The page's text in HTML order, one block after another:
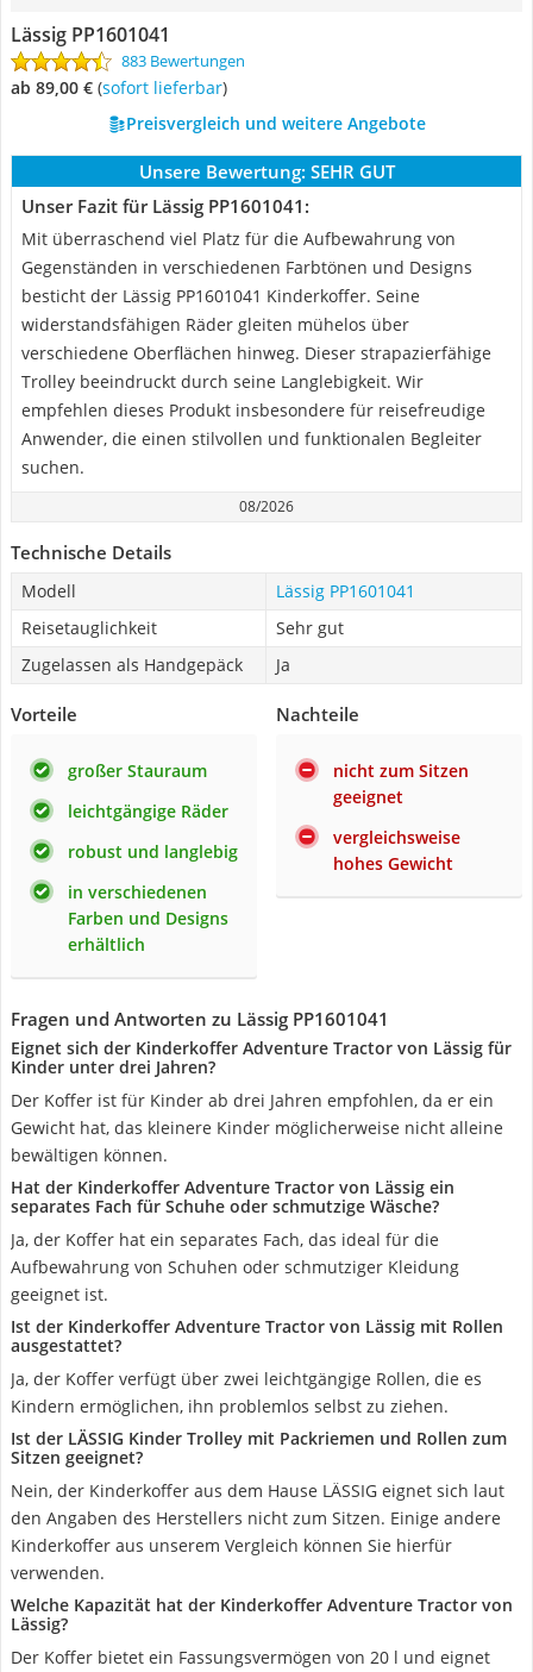
Lässig PP1601041
883 Bewertungen
ab 89,00 € ( Sofort lieferbar)
Preisvergleich und weitere Angebote
Unsere Bewertung: SEHR GUT
Unser Fazit für Lässig PP1601041:
Mit überraschend viel Platz für die Aufbewahrung von
Gegenständen in verschiedenen Farbtönen und Designs
besticht der Lässig PP1601041 Kinderkoffer. Seine
widerstandsfähigen Räder gleiten mühelos über
verschiedene Oberflächen hinweg. Dieser strapazierfähige
Trolley beeindruckt durch seine Langlebigkeit. Wir
empfehlen dieses Produkt insbesondere für reisefreudige
Anwender, die einen stilvollen und funktionalen Begleiter
suchen.
08/2026
Technische Details
Modell
Lässig PP1601041
Reisetauglichkeit
Sehr gut
Zugelassen als Handgepäck
Ja
Vorteile
großer Stauraum
leichtgängige Räder
robust und langlebig
in verschiedenen
Farben und Designs
erhältlich
Nachteile
nicht zum Sitzen
geeignet
vergleichsweise
hohes Gewicht
Fragen und Antworten zu Lässig PP1601041
Eignet sich der Kinderkoffer Adventure Tractor von Lässig für
Kinder unter drei Jahren?
Der Koffer ist für Kinder ab drei Jahren empfohlen, da er ein
Gewicht hat, das kleinere Kinder möglicherweise nicht alleine
bewältigen können.
Hat der Kinderkoffer Adventure Tractor von Lässig ein
separates Fach für Schuhe oder schmutzige Wäsche?
Ja, der Koffer hat ein separates Fach, das ideal für die
Aufbewahrung von Schuhen oder schmutziger Kleidung
geeignet ist.
Ist der Kinderkoffer Adventure Tractor von Lässig mit Rollen
ausgestattet?
Ja, der Koffer verfügt über zwei leichtgängige Rollen, die es
Kindern ermöglichen, ihn problemlos selbst zu ziehen.
Ist der LÄSSIG Kinder Trolley mit Packriemen und Rollen zum
Sitzen geeignet?
Nein, der Kinderkoffer aus dem Hause LÄSSIG eignet sich laut
den Angaben des Herstellers nicht zum Sitzen. Einige andere
Kinderkoffer aus unserem Vergleich können Sie hierfür
verwenden.
Welche Kapazität hat der Kinderkoffer Adventure Tractor von
Lässig?
Der Koffer bietet ein Fassungsvermögen von 20 l und eignet